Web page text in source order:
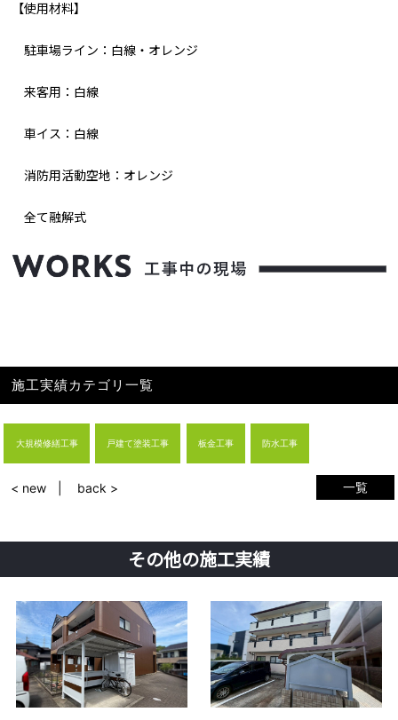
【使用材料】
駐⾞場ライン：⽩線・オレンジ
来客用：白線
車イス：白線
消防⽤活動空地：オレンジ
全て融解式
施工実績カテゴリ一覧
大規模修繕工事 戸建て塗装工事 板金工事 防水工事
一覧
< new back >
その他の施工実績